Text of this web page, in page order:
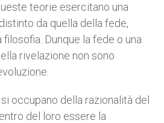
teorie esercitano una
da quella della fede,
Dunque la fede o una
rivelazione non sono
occupano della razionalità del
del loro essere la